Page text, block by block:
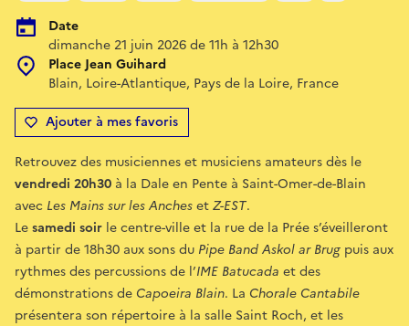
Date
dimanche 21 juin 2026 de 11h à 12h30
Place Jean Guihard
Blain, Loire-Atlantique, Pays de la Loire, France
Ajouter à mes favoris
Retrouvez des musiciennes et musiciens amateurs dès le
vendredi 20h30 à la Dale en Pente à Saint-Omer-de-Blain
avec Les Mains sur les AnchesetZ-EST.
Lesamedi soir le centre-ville et la rue de la Prée s’éveilleront
à partir de 18h30 aux sons du Pipe Band Askol ar Brug puis aux
rythmes des percussions de l’IME Batucada et des
démonstrations deCapoeira Blain. La Chorale Cantabile
présentera son répertoire à la salle Saint Roch, et les